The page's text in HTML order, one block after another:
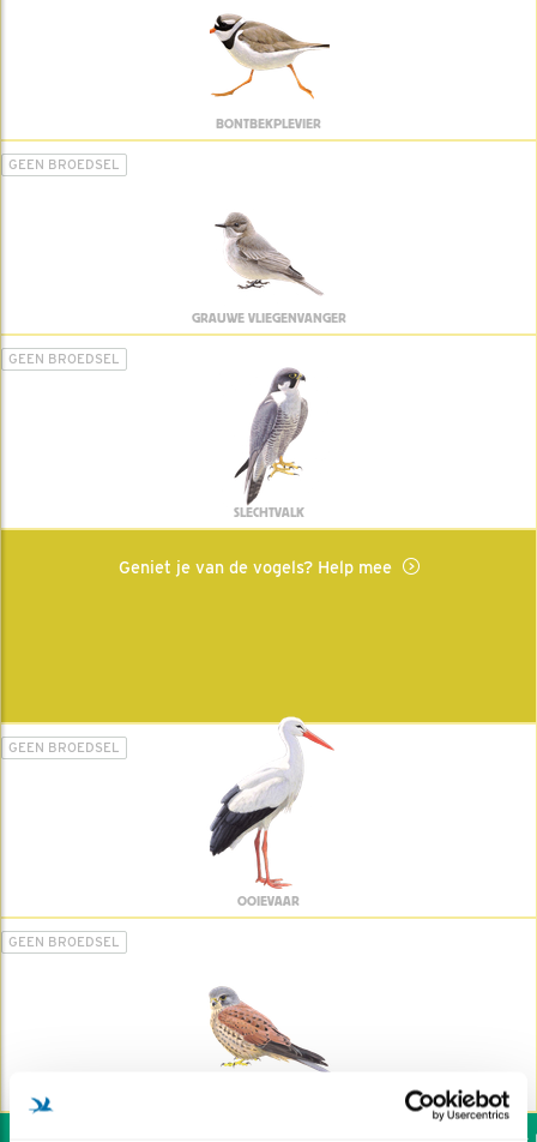
BONTBEKPLEVIER
GEEN BROEDSEL
GRAUWE VLIEGENVANGER
GEEN BROEDSEL
SLECHTVALK
Geniet je van de vogels? Help mee
GEEN BROEDSEL
OOIEVAAR
GEEN BROEDSEL